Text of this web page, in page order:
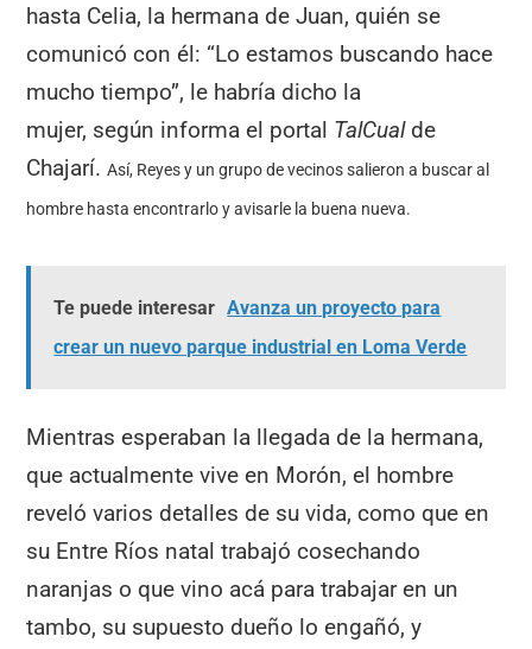
hasta Celia, la hermana de Juan, quién se
comunicó con él: “Lo estamos buscando hace
mucho tiempo”, le habría dicho la
mujer, según informa el portal TalCualde
Chajarí.Así, Reyesy un grupo de vecinos salieron a buscar al
hombre hasta encontrarlo y avisarle la buena nueva.
Te puede interesar Avanza un proyecto para
crear un nuevo parque industrial en Loma Verde
Mientras esperaban la llegada de la hermana,
que actualmente vive en Morón, el hombre
reveló varios detalles de su vida, como que en
su Entre Ríos natal trabajó cosechando
naranjas o que vino acá para trabajar en un
tambo, su supuesto dueño lo engañó, y